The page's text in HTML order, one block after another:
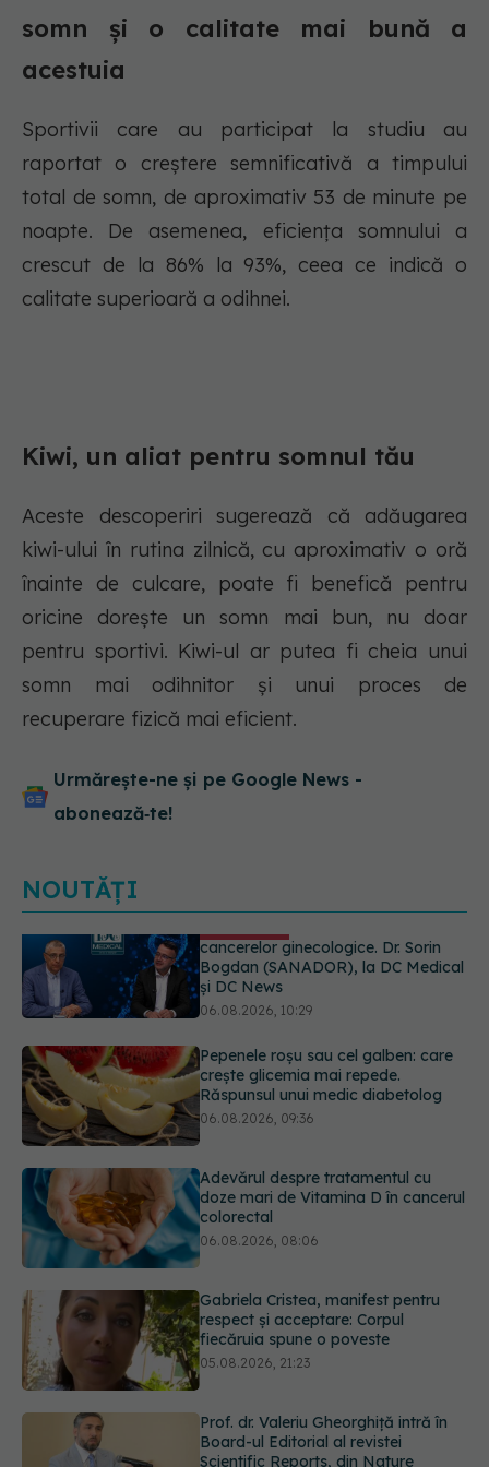
somn și o calitate mai bună a
acestuia
Sportivii care au participat la studiu au
raportat o creștere semnificativă a timpului
total de somn, de aproximativ 53 de minute pe
noapte. De asemenea, eficiența somnului a
crescut de la 86% la 93%, ceea ce indică o
calitate superioară a odihnei.
Kiwi, un aliat pentru somnul tău
Aceste descoperiri sugerează că adăugarea
kiwi-ului în rutina zilnică, cu aproximativ o oră
înainte de culcare, poate fi benefică pentru
oricine dorește un somn mai bun, nu doar
pentru sportivi. Kiwi-ul ar putea fi cheia unui
somn mai odihnitor și unui proces de
recuperare fizică mai eficient.
Urmărește-ne și pe Google News -
abonează‑te!
NOUTĂȚI
Pepenele roșu sau cel galben: care
crește glicemia mai repede.
Răspunsul unui medic diabetolog
Adevărul despre tratamentul cu
doze mari de Vitamina D în cancerul
colorectal
Gabriela Cristea, manifest pentru
fiecăruia spune o poveste
Prof. dr. Valeriu Gheorghiță intră în
Board-ul Editorial al revistei
Scientific Reports, din Nature
05.08.2026, 21:09
EXCLUSIV Tratamentul modern al